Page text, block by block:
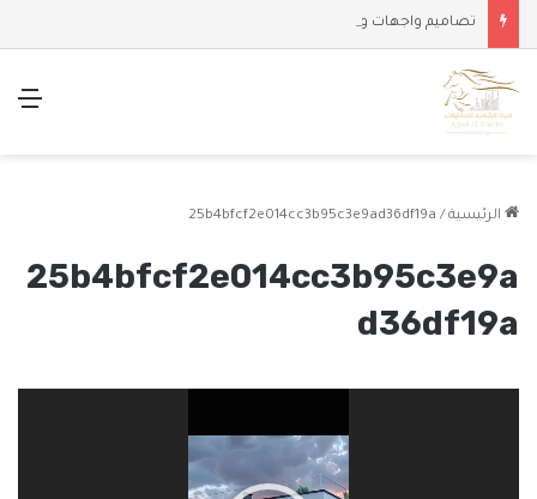
تصاميم واجهات وملاحق حديثة
الرئيسية /
25b4bfcf2e014cc3b95c3e9ad36df19a
25b4bfcf2e014cc3b95c3e9a
d36df19a